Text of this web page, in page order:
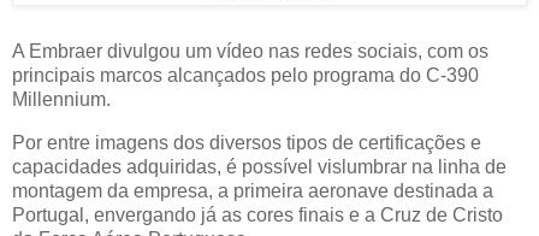
A Embraer divulgou um vídeo nas redes sociais, com os
principais marcos alcançados pelo programa do C-390
Millennium.
Por entre imagens dos diversos tipos de certificações e
capacidades adquiridas, é possível vislumbrar na linha de
montagem da empresa, a primeira aeronave destinada a
Portugal, envergando já as cores finais e a Cruz de Cristo